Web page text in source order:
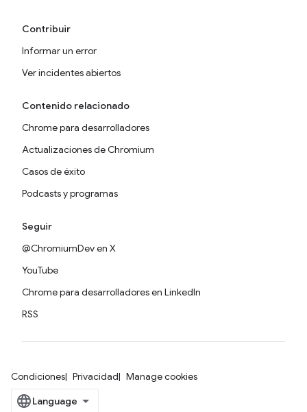
Contribuir
Informar un error
Ver incidentes abiertos
Contenido relacionado
Chrome para desarrolladores
Actualizaciones de Chromium
Casos de éxito
Podcasts y programas
Seguir
@ChromiumDev en X
YouTube
Chrome para desarrolladores en LinkedIn
RSS
Condiciones Privacidad Manage cookies